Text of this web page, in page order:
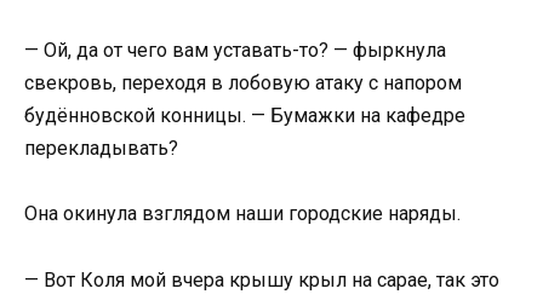
— Ой, да от чего вам уставать-то? — фыркнула
свекровь, переходя в лобовую атаку с напором
будённовской конницы. — Бумажки на кафедре
перекладывать?
Она окинула взглядом наши городские наряды.
— Вот Коля мой вчера крышу крыл на сарае, так это